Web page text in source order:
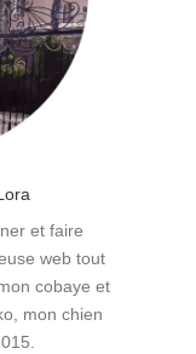
et faire
web tout
cobaye et
mon chien